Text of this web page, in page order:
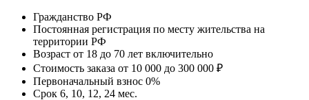
Гражданство РФ
Постоянная регистрация по месту жительства на
территории РФ
Возраст от 18 до 70 лет включительно
Стоимость заказа от 10 000 до 300 000 ₽
Первоначальный взнос 0%
Срок 6, 10, 12, 24 мес.